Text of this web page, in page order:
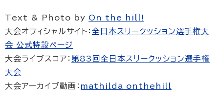
Text & Photo by On the hill!
大会オフィシャルサイト： 全日本スリークッション選手権大
会 公式特設ページ
大会ライブスコア： 第83回全日本スリークッション選手権
大会
大会アーカイブ動画： mathilda onthehill